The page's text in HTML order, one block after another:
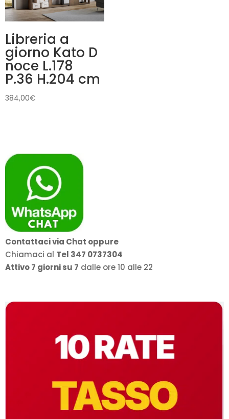
Libreria a
giorno Kato D
noce L.178
P.36 H.204 cm
384,00€
Contattaci via Chat oppure
Chiamaci al Tel 347 0737304
Attivo 7 giorni su 7 dalle ore 10 alle 22